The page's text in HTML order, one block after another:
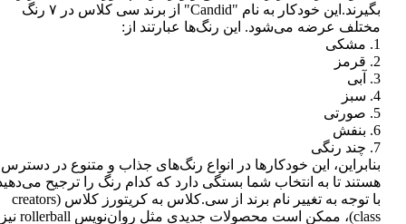
بگیرند.این خودکار به نام "Candid" از برند سی کلاس در ۷ رنگ
مختلف عرضه می‌شود. این رنگ‌ها عبارتند از:
1. مشکی
2. قرمز
3. آبی
4. سبز
5. صورتی
6. بنفش
7. چند رنگی
بنابراین، این خودکارها در انواع رنگ‌های جذاب و متنوع در دسترس
هستند تا به انتخاب شما بستگی دارد که کدام رنگ را ترجیح
با توجه به تغییر نام برند از سی.کلاس به کریتورز کلاس (creators
class)، ممکن است محصولات جدیدی مثل روان‌نویس rollerball نیز